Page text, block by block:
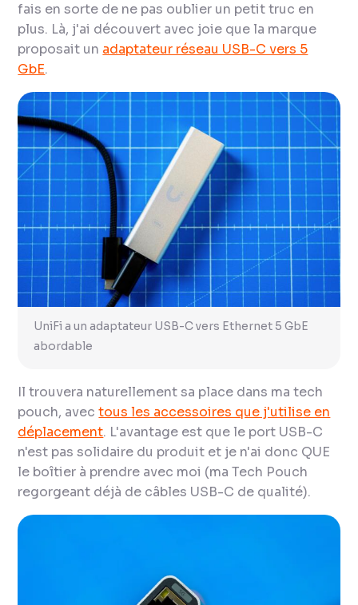
fais en sorte de ne pas oublier un petit truc en
plus. Là, j'ai découvert avec joie que la marque
proposait un adaptateur réseau USB-C vers 5
GbE.
UniFi a un adaptateur USB-C vers Ethernet 5 GbE
abordable
Il trouvera naturellement sa place dans ma tech
pouch, avectous les accessoires que j'utilise en
déplacement. L'avantage est que le port USB-C
n'est pas solidaire du produit et je n'ai donc QUE
le boîtier à prendre avec moi (ma Tech Pouch
regorgeant déjà de câbles USB-C de qualité).